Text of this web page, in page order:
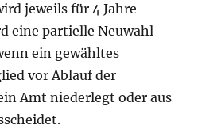
jeweils für 4 Jahre
eine partielle Neuwahl
ein gewähltes
vor Ablauf der
Amt niederlegt oder aus